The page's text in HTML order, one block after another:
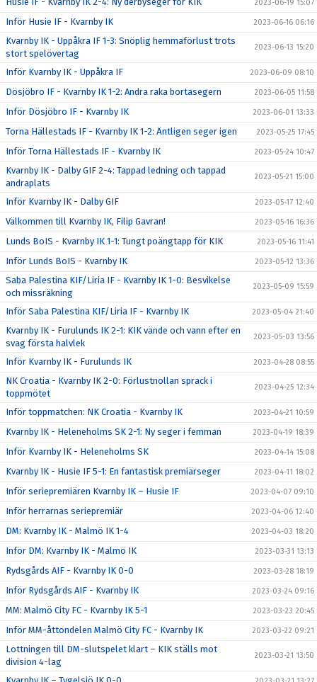
2023-06-19 15:07
Inför Husie IF - Kvarnby IK 2023-06-16 06:16
Kvarnby IK - Uppåkra IF 1-3: Snöplig hemmaförlust trots
stort spelövertag
2023-06-13 15:20
Inför Kvarnby IK - Uppåkra IF 2023-06-09 08:10
Dösjöbro IF - Kvarnby IK 1-2: Andra raka bortasegern 2023-06-05 11:58
Inför Dösjöbro IF - Kvarnby IK 2023-06-01 13:33
Torna Hällestads IF - Kvarnby IK 1-2: Äntligen seger igen 2023-05-25 17:45
Inför Torna Hällestads IF - Kvarnby IK 2023-05-24 10:47
Kvarnby IK - Dalby GIF 2-4: Tappad ledning och tappad
andraplats
2023-05-21 15:00
Inför Kvarnby IK - Dalby GIF 2023-05-17 12:40
Välkommen till Kvarnby IK, Filip Gavran! 2023-05-16 16:36
Lunds BoIS - Kvarnby IK 1-1: Tungt poängtapp för KIK 2023-05-16 11:41
Inför Lunds BoIS - Kvarnby IK 2023-05-12 13:36
Saba Palestina KIF/Liria IF - Kvarnby IK 1-0: Besvikelse
och missräkning
2023-05-09 15:59
Inför Saba Palestina KIF/Liria IF - Kvarnby IK 2023-05-04 21:40
Kvarnby IK - Furulunds IK 2-1: KIK vände och vann efter en
svag första halvlek
2023-05-03 13:56
Inför Kvarnby IK - Furulunds IK 2023-04-28 08:55
NK Croatia - Kvarnby IK 2-0: Förlustnollan sprack i
toppmötet
2023-04-25 12:34
Inför toppmatchen: NK Croatia - Kvarnby IK 2023-04-21 10:59
Kvarnby IK - Heleneholms SK 2-1: Ny seger i femman 2023-04-19 18:39
Inför Kvarnby IK - Heleneholms SK 2023-04-14 15:08
Kvarnby IK - Husie IF 5-1: En fantastisk premiärseger 2023-04-11 18:02
Inför seriepremiären Kvarnby IK – Husie IF 2023-04-07 09:10
Inför herrarnas seriepremiär 2023-04-06 12:40
DM: Kvarnby IK - Malmö IK 1-4 2023-04-03 18:20
Inför DM: Kvarnby IK - Malmö IK 2023-03-31 13:13
Rydsgårds AIF - Kvarnby IK 0-0 2023-03-28 18:19
Inför Rydsgårds AIF - Kvarnby IK 2023-03-24 09:16
MM: Malmö City FC - Kvarnby IK 5-1 2023-03-23 20:45
Inför MM-åttondelen Malmö City FC - Kvarnby IK 2023-03-22 09:21
Lottningen till DM-slutspelet klart – KIK ställs mot
division 4-lag
2023-03-21 13:50